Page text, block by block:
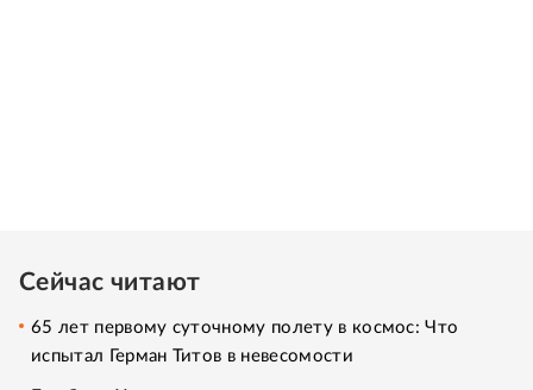
Сейчас читают
65 лет первому суточному полету в космос: Что
испытал Герман Титов в невесомости